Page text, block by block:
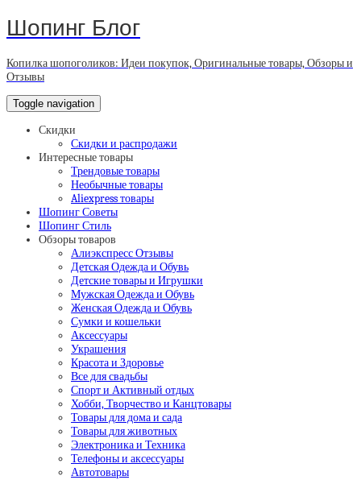
Шопинг Блог
Копилка шопоголиков: Идеи покупок, Оригинальные товары, Обзоры и
Отзывы
Toggle navigation
Скидки
Скидки и распродажи
Интересные товары
Трендовые товары
Необычные товары
Aliexpress товары
Шопинг Советы
Шопинг Стиль
Обзоры товаров
Алиэкспресс Отзывы
Детская Одежда и Обувь
Детские товары и Игрушки
Мужская Одежда и Обувь
Женская Одежда и Обувь
Сумки и кошельки
Аксессуары
Украшения
Красота и Здоровье
Все для свадьбы
Спорт и Активный отдых
Хобби, Творчество и Канцтовары
Товары для дома и сада
Товары для животных
Электроника и Техника
Телефоны и аксессуары
Автотовары